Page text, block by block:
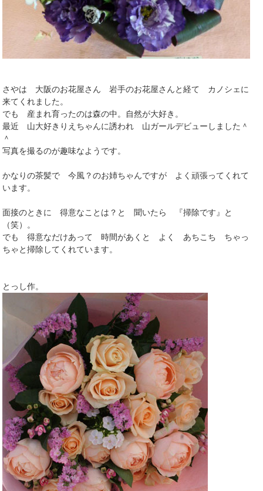
さやは 大阪のお花屋さん 岩手のお花屋さんと経て カノシェに
来てくれました。
でも 産まれ育ったのは森の中。自然が大好き。
最近 山大好きりえちゃんに誘われ 山ガールデビューしました＾
＾
写真を撮るのが趣味なようです。
かなりの茶髪で 今風？のお姉ちゃんですが よく頑張ってくれて
います。
面接のときに 得意なことは？と 聞いたら 『掃除です』と
（笑）。
でも 得意なだけあって 時間があくと よく あちこち ちゃっ
ちゃと掃除してくれています。
とっし作。